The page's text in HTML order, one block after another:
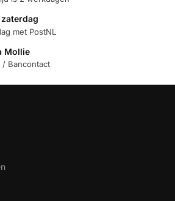
met PostNL
Mollie
/ Bancontact